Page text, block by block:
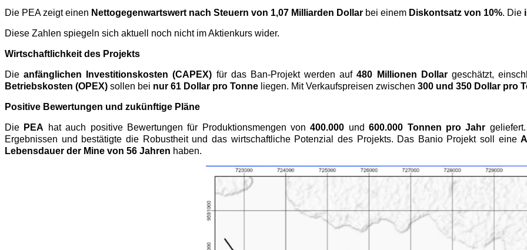
Die PEA zeigt einen Nettogegenwartswert nach Steuern von 1,07 Milliarden Dollar bei einem Diskontsatz von 10%. Die
Diese Zahlen spiegeln sich aktuell noch nicht im Aktienkurs wider.
Wirtschaftlichkeit des Projekts
Dieanfänglichen Investitionskosten (CAPEX) für das Ban-Projekt werden auf480 Millionen Dollargeschätzt,
Betriebskosten (OPEX) sollen bei nur 61 Dollar pro Tonne liegen. Mit Verkaufspreisen zwischen 300 und 350 Dollar pro
Positive Bewertungen und zukünftige Pläne
Die PEA hat auch positive Bewertungen für Produktionsmengen von400.000 und600.000 Tonnen pro Jahr geliefert.
Ergebnissen und bestätigte die Robustheit und das wirtschaftliche Potenzial des Projekts. Das Banio Projekt soll eine
Lebensdauer der Mine von 56 Jahren haben.